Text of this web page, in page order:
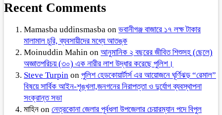
Recent Comments
Mamasba uddinsmasba on ভবানীগঞ্জ বাজারে ১৭ লক্ষ টাকার
মালামাল চুরি, ব্যবসায়ীদের মধ্যে আতঙ্ক
Moinuddin Mahin on আনুমানিক ২ বছরের জীবিত শিশুসহ (ছেলে)
অজ্ঞাতপরিচয় (৩০) এক নারীর লাশ উদ্ধার করেছে পুলিশ।
Steve Turpin on পুলিশ হেডকোয়ার্টার্স এর আয়োজনে ঘূর্ণিঝড় “রেমাল”
বিষয়ে সার্বিক আইন-শৃঙ্খলা,জনগনের নিরাপত্তা ও দুর্যোগ ব্যবস্থাপনা
সংক্রান্ত সভা
মাহিন on নেত্রকোনা জেলার পূর্বধলা উপজেলার চেয়ারম্যান পদে বিপুল